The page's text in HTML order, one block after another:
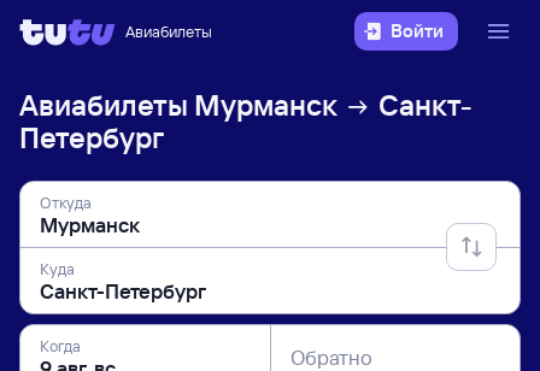
Авиабилеты Войти
Авиабилеты Мурманск
Санкт-
Петербург
Откуда
Куда
Когда Обратно